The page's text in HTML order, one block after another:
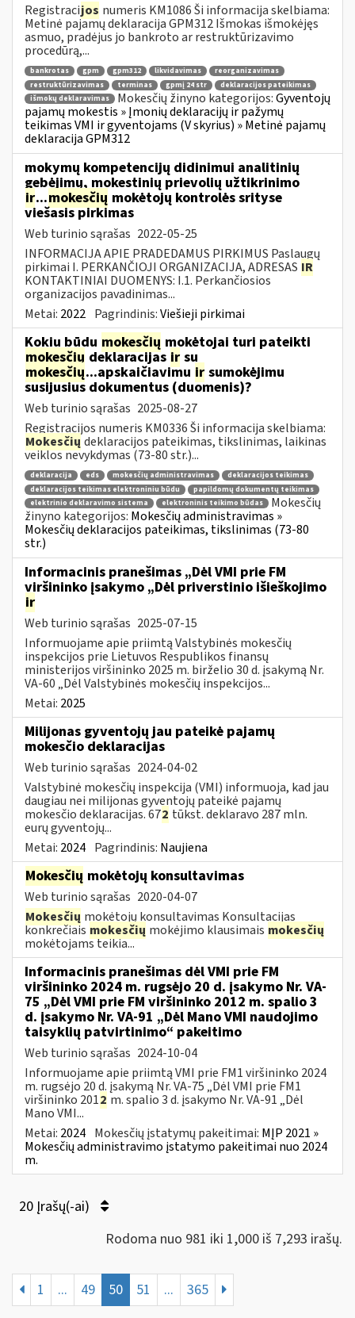
Registracijos numeris KM1086 Ši informacija skelbiama:
Metinė pajamų deklaracija GPM312 Išmokas išmokėjęs
asmuo, pradėjus jo bankroto ar restruktūrizavimo
procedūrą,...
bankrotas gpm gpm312 likvidavimas
reorganizavimas
restruktūrizavimas
terminas gpmį 24 str
deklaracijos pateikimas
išmokų deklaravimas
Mokesčių žinyno kategorijos:Gyventojų
pajamų mokestis » Įmonių deklaracijų ir pažymų
teikimas VMI ir gyventojams (V skyrius) » Metinė pajamų
deklaracija GPM312
mokymų kompetencijų didinimui analitinių
gebėjimų, mokestinių prievolių užtikrinimo
ir...mokesčių mokėtojų kontrolės srityse
viešasis pirkimas
Web turinio sąrašas 2022-05-25
INFORMACIJA APIE PRADEDAMUS PIRKIMUS Paslaugų
pirkimai I. PERKANČIOJI ORGANIZACIJA, ADRESAS IR
KONTAKTINIAI DUOMENYS: I.1. Perkančiosios
organizacijos pavadinimas...
Metai: 2022 Pagrindinis:Viešieji pirkimai
Kokiu būdu mokesčių mokėtojai turi pateikti
mokesčių deklaracijas ir su
mokesčių...apskaičiavimu ir sumokėjimu
susijusius dokumentus (duomenis)?
Web turinio sąrašas 2025-08-27
Registracijos numeris KM0336 Ši informacija skelbiama:
Mokesčių deklaracijos pateikimas, tikslinimas, laikinas
veiklos nevykdymas (73-80 str.)...
deklaracija eds mokesčių administravimas
deklaracijos teikimas
deklaracijos teikimas elektroniniu būdu
papildomų dokumentų teikimas
elektrinio deklaravimo sistema
elektroninis teikimo būdas
Mokesčių
žinyno kategorijos: Mokesčių administravimas »
Mokesčių deklaracijos pateikimas, tikslinimas (73-80
str.)
Informacinis pranešimas „Dėl VMI prie FM
viršininko įsakymo „Dėl priverstinio išieškojimo
ir
Web turinio sąrašas 2025-07-15
Informuojame apie priimtą Valstybinės mokesčių
inspekcijos prie Lietuvos Respublikos finansų
ministerijos viršininko 2025 m. birželio 30 d. įsakymą Nr.
VA-60 „Dėl Valstybinės mokesčių inspekcijos...
Metai: 2025
Milijonas gyventojų jau pateikė pajamų
mokesčio deklaracijas
Web turinio sąrašas 2024-04-02
Valstybinė mokesčių inspekcija (VMI) informuoja, kad jau
daugiau nei milijonas gyventojų pateikė pajamų
mokesčio deklaracijas. 672 tūkst. deklaravo 287 mln.
eurų gyventojų...
Metai: 2024 Pagrindinis: Naujiena
Mokesčių mokėtojų konsultavimas
Web turinio sąrašas 2020-04-07
Mokesčių mokėtojų konsultavimas Konsultacijas
konkrečiais mokesčių mokėjimo klausimais mokesčių
mokėtojams teikia...
Informacinis pranešimas dėl VMI prie FM
viršininko 2024 m. rugsėjo 20 d. įsakymo Nr. VA-
75 „Dėl VMI prie FM viršininko 2012 m. spalio 3
d. įsakymo Nr. VA-91 „Dėl Mano VMI naudojimo
taisyklių patvirtinimo“ pakeitimo
Web turinio sąrašas 2024-10-04
Informuojame apie priimtą VMI prie FM1 viršininko 2024
m. rugsėjo 20 d. įsakymą Nr. VA-75 „Dėl VMI prie FM1
viršininko 2012 m. spalio 3 d. įsakymo Nr. VA-91 „Dėl
Mano VMI...
Metai: 2024 Mokesčių įstatymų pakeitimai: MĮP 2021 »
Mokesčių administravimo įstatymo pakeitimai nuo 2024
m.
20 Įrašų(-ai)
Rodoma nuo 981 iki 1,000 iš 7,293 irašų.
1 ... 49 50 51 ... 365